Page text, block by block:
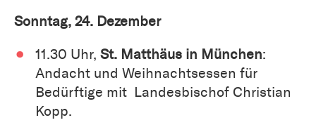
Sonntag, 24. Dezember
11.30 Uhr, St. Matthäus in München:
Andacht und Weihnachtsessen für
Bedürftige mit Landesbischof Christian
Kopp.